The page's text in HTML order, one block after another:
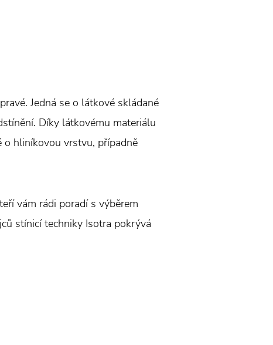
Jedná se o látkové skládané
Díky látkovému materiálu
o hliníkovou vrstvu, případně
vám rádi poradí s výběrem
stínicí techniky Isotra pokrývá